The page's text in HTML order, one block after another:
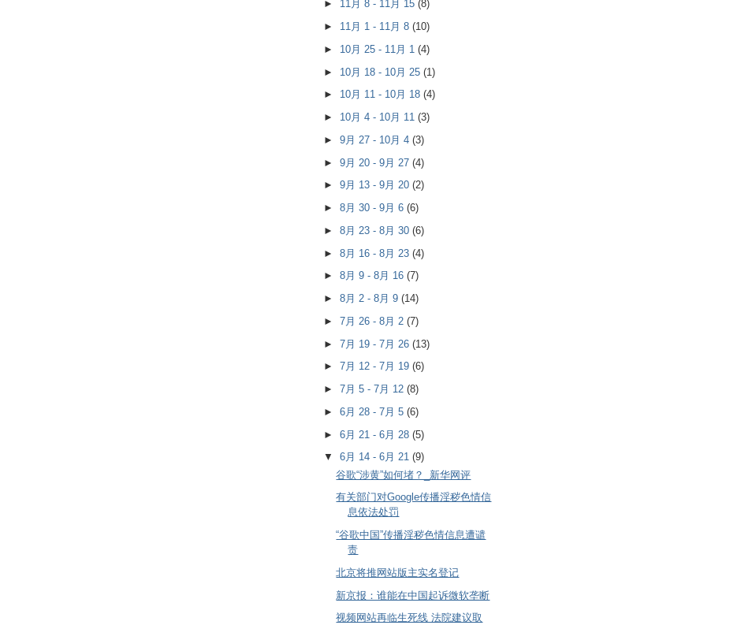
► 11月 8 - 11月 15 (8)
► 11月 1 - 11月 8 (10)
► 10月 25 - 11月 1 (4)
► 10月 18 - 10月 25 (1)
► 10月 11 - 10月 18 (4)
► 10月 4 - 10月 11 (3)
► 9月 27 - 10月 4 (3)
► 9月 20 - 9月 27 (4)
► 9月 13 - 9月 20 (2)
► 8月 30 - 9月 6 (6)
► 8月 23 - 8月 30 (6)
► 8月 16 - 8月 23 (4)
► 8月 9 - 8月 16 (7)
► 8月 2 - 8月 9 (14)
► 7月 26 - 8月 2 (7)
► 7月 19 - 7月 26 (13)
► 7月 12 - 7月 19 (6)
► 7月 5 - 7月 12 (8)
► 6月 28 - 7月 5 (6)
► 6月 21 - 6月 28 (5)
▼ 6月 14 - 6月 21 (9)
谷歌“涉黄”如何堵？_新华网评
有关部门对Google传播淫秽色情信
息依法处罚
“谷歌中国”传播淫秽色情信息遭谴
责
北京将推网站版主实名登记
新京报：谁能在中国起诉微软垄断
视频网站再临生死线 法院建议取